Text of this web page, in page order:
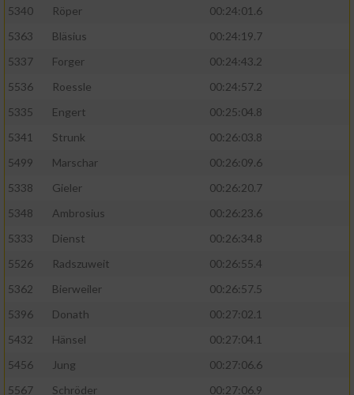
5340
Röper
00:24:01.6
5363
Bläsius
00:24:19.7
5337
Forger
00:24:43.2
5536
Roessle
00:24:57.2
5335
Engert
00:25:04.8
5341
Strunk
00:26:03.8
5499
Marschar
00:26:09.6
5338
Gieler
00:26:20.7
5348
Ambrosius
00:26:23.6
5333
Dienst
00:26:34.8
5526
Radszuweit
00:26:55.4
5362
Bierweiler
00:26:57.5
5396
Donath
00:27:02.1
5432
Hänsel
00:27:04.1
5456
Jung
00:27:06.6
5567
Schröder
00:27:06.9